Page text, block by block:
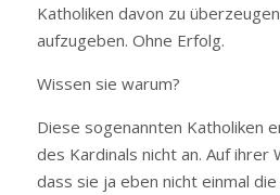
Katholiken davon zu
aufzugeben. Ohne Erfolg.
Wissen sie warum?
Diese sogenannten Katholiken
des Kardinals nicht an. Auf ihrer
dass sie ja eben nicht einmal